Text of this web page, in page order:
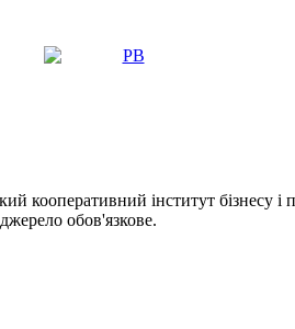
кооперативний інститут бізнесу
обов'язкове.